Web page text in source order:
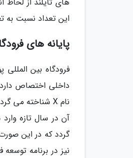
این تعداد نسبت به تعداد ثبت شده
پایانه های
داخلی اختصاص